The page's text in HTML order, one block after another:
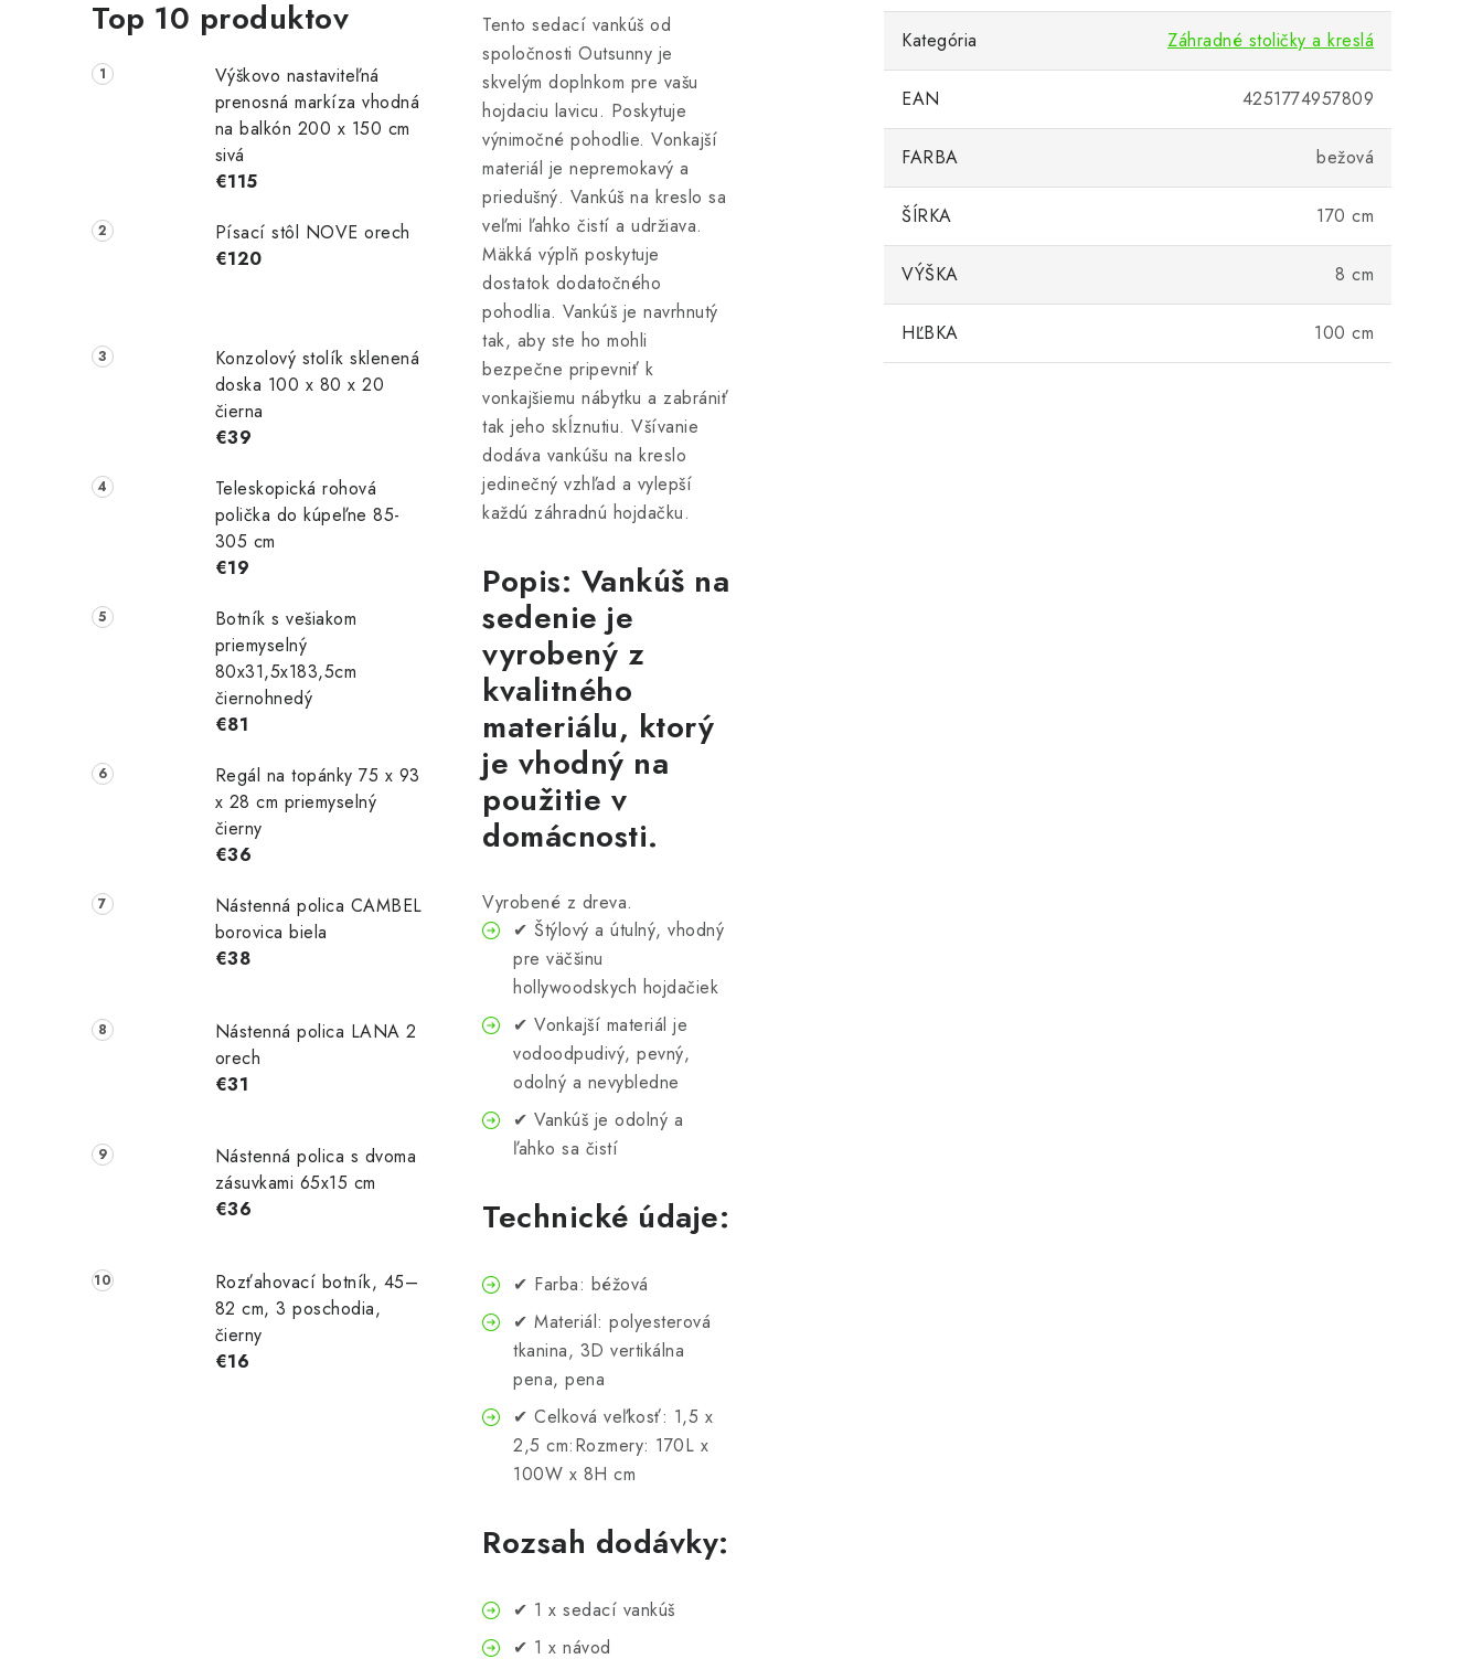
Top 10 produktov
Výškovo nastaviteľná
prenosná markíza vhodná
na balkón 200 x 150 cm
sivá
€115
Písací stôl NOVE orech
€120
Konzolový stolík sklenená
doska 100 x 80 x 20
čierna
€39
Teleskopická rohová
polička do kúpeľne 85-
305 cm
€19
Botník s vešiakom
priemyselný
80x31,5x183,5cm
čiernohnedý
€81
Regál na topánky 75 x 93
x 28 cm priemyselný
čierny
€36
Nástenná polica CAMBEL
borovica biela
€38
Nástenná polica LANA 2
orech
€31
Nástenná polica s dvoma
zásuvkami 65x15 cm
€36
Rozťahovací botník, 45–
82 cm, 3 poschodia,
čierny
€16
Tento sedací vankúš od
spoločnosti Outsunny je
skvelým doplnkom pre vašu
hojdaciu lavicu. Poskytuje
výnimočné pohodlie. Vonkajší
materiál je nepremokavý a
priedušný. Vankúš na kreslo sa
veľmi ľahko čistí a udržiava.
Mäkká výplň poskytuje
dostatok dodatočného
pohodlia. Vankúš je navrhnutý
tak, aby ste ho mohli
bezpečne pripevniť k
vonkajšiemu nábytku a zabrániť
tak jeho skĺznutiu. Všívanie
dodáva vankúšu na kreslo
jedinečný vzhľad a vylepší
každú záhradnú hojdačku.
Popis: Vankúš na
sedenie je
vyrobený z
kvalitného
materiálu, ktorý
je vhodný na
použitie v
domácnosti.
Vyrobené z dreva.
✔ Štýlový a útulný, vhodný
pre väčšinu
hollywoodskych hojdačiek
✔ Vonkajší materiál je
vodoodpudivý, pevný,
odolný a nevybledne
✔ Vankúš je odolný a
ľahko sa čistí
Technické údaje:
✔ Farba: béžová
✔ Materiál: polyesterová
tkanina, 3D vertikálna
pena, pena
✔ Celková veľkosť: 1,5 x
2,5 cm:Rozmery: 170L x
100W x 8H cm
Rozsah dodávky:
✔ 1 x sedací vankúš
✔ 1 x návod
Kategória Záhradné stoličky a kreslá
EAN 4251774957809
FARBA bežová
ŠÍRKA 170 cm
VÝŠKA 8 cm
HĽBKA 100 cm